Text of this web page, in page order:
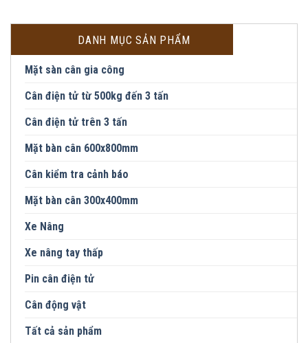
DANH MỤC SẢN PHẨM
Mặt sàn cân gia công
Cân điện tử từ 500kg đến 3 tấn
Cân điện tử trên 3 tấn
Mặt bàn cân 600x800mm
Cân kiểm tra cảnh báo
Mặt bàn cân 300x400mm
Xe Nâng
Xe nâng tay thấp
Pin cân điện tử
Cân động vật
Tất cả sản phẩm